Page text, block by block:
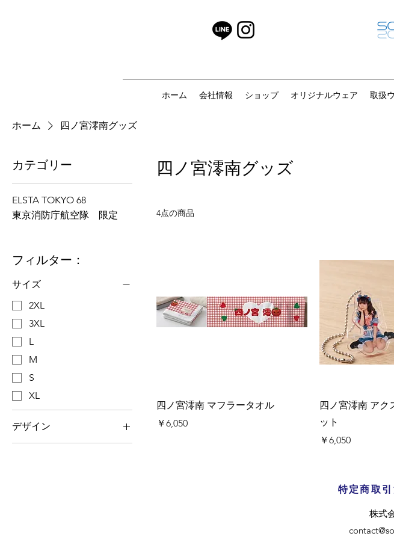
ホーム 会社情報 ショップ オリジナルウェア 取扱
ホーム 四ノ宮澪南グッズ
カテゴリー
ELSTA TOKYO 68
東京消防庁航空隊 限定
フィルター：
サイズ
2XL
3XL
L
M
S
XL
デザイン
四ノ宮澪南グッズ
4点の商品
四ノ宮澪南 マフラータオル
価格
￥6,050
四ノ宮澪南 アク
ット
価格
￥6,050
特定商取
株式